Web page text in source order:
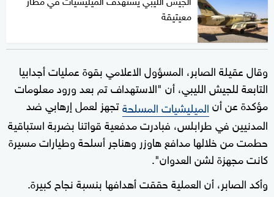
معيتيقة
وقال عقيلة الصابر، المسؤول الاعلامي بقوة عمليات أجدابيا
التابعة للجيش الليبي، أن "الاستهداف تم بعد ورود معلومات
مؤكدة عن أنالميليشيات المسلحةتجهز لعمل إرهابي ضد
المدنيين في طرابلس، فبادرت مدفعية قواتنا بضربة استباقية
حطمت من خلالها مدافع هاوزر وهناجر أسلحة وطيارات مسيرة
كانت مجهزة لشن العدوان".
وأكد الصابر، أن العملية حققت أهدافها بنسبة نجاح كبيرة.